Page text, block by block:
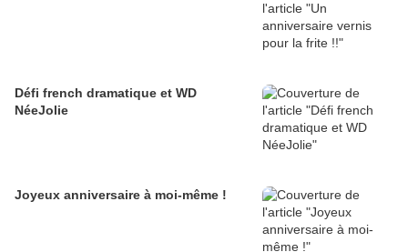
Défi french dramatique et WD
NéeJolie
Joyeux anniversaire à moi-même !